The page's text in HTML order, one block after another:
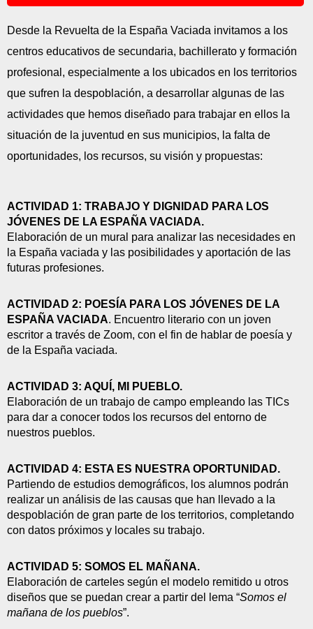
Desde la Revuelta de la España Vaciada invitamos a los
centros educativos de secundaria, bachillerato y formación
profesional, especialmente a los ubicados en los territorios
que sufren la despoblación, a desarrollar algunas de las
actividades que hemos diseñado para trabajar en ellos la
situación de la juventud en sus municipios, la falta de
oportunidades, los recursos, su visión y propuestas:
ACTIVIDAD 1: TRABAJO Y DIGNIDAD PARA LOS
JÓVENES DE LA ESPAÑA VACIADA.
Elaboración de un mural para analizar las necesidades en
la España vaciada y las posibilidades y aportación de las
futuras profesiones.
ACTIVIDAD 2: POESÍA PARA LOS JÓVENES DE LA
ESPAÑA VACIADA. Encuentro literario con un joven
escritor a través de Zoom, con el fin de hablar de poesía y
de la España vaciada.
ACTIVIDAD 3: AQUÍ, MI PUEBLO.
Elaboración de un trabajo de campo empleando las TICs
para dar a conocer todos los recursos del entorno de
nuestros pueblos.
ACTIVIDAD 4: ESTA ES NUESTRA OPORTUNIDAD.
Partiendo de estudios demográficos, los alumnos podrán
realizar un análisis de las causas que han llevado a la
despoblación de gran parte de los territorios, completando
con datos próximos y locales su trabajo.
ACTIVIDAD 5: SOMOS EL MAÑANA.
Elaboración de carteles según el modelo remitido u otros
diseños que se puedan crear a partir del lema “Somos el
mañana de los pueblos”.